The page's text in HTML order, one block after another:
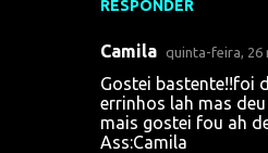
RESPONDER
Camila quinta-feira, 26
Gostei bastente!!foi
errinhos lah mas
mais gostei fou ah
Ass:Camila